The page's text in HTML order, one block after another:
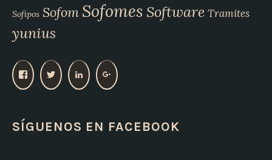
Sofipos Sofom Sofomes Software Tramites
yunius
V
p
e
V
e
V
e
V
SÍGUENOS EN FACEBOOK